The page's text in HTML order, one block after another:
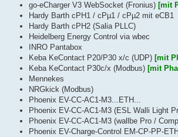
go-eCharger V3 WebSocket (Fronius) [mit
Hardy Barth cPH1 / cPµ1 / cPµ2 mit eCB1
Hardy Barth cPH2 (Salia PLLC)
Heidelberg Energy Control via wbec
INRO Pantabox
Keba KeContact P20/P30 x/c (UDP) [mit
Keba KeContact P30c/x (Modbus) [mit
Mennekes
NRGkick (Modbus)
Phoenix EV-CC-AC1-M3...ETH...
Phoenix EV-CC-AC1-M3 (ESL Walli Light
Phoenix EV-CC-AC1-M3 (wallbe Pro /
Phoenix EV-Charge-Control EM-CP-PP-ETH